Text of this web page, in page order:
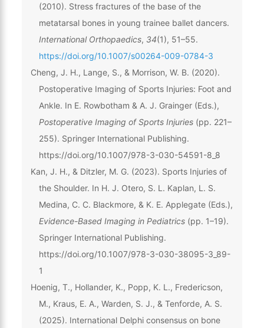
(2010). Stress fractures of the base of the
metatarsal bones in young trainee ballet dancers.
International Orthopaedics, 34(1), 51–55.
https://doi.org/10.1007/s00264-009-0784-3
Cheng, J. H., Lange, S., & Morrison, W. B. (2020).
Postoperative Imaging of Sports Injuries: Foot and
Ankle. In E. Rowbotham & A. J. Grainger (Eds.),
Postoperative Imaging of Sports Injuries(pp. 221–
255). Springer International Publishing.
https://doi.org/10.1007/978-3-030-54591-8_8
Kan, J. H., & Ditzler, M. G. (2023). Sports Injuries of
the Shoulder. In H. J. Otero, S. L. Kaplan, L. S.
Medina, C. C. Blackmore, & K. E. Applegate (Eds.),
Evidence-Based Imaging in Pediatrics(pp. 1–19).
Springer International Publishing.
https://doi.org/10.1007/978-3-030-38095-3_89-
1
Hoenig, T., Hollander, K., Popp, K. L., Fredericson,
M., Kraus, E. A., Warden, S. J., & Tenforde, A. S.
(2025). International Delphi consensus on bone